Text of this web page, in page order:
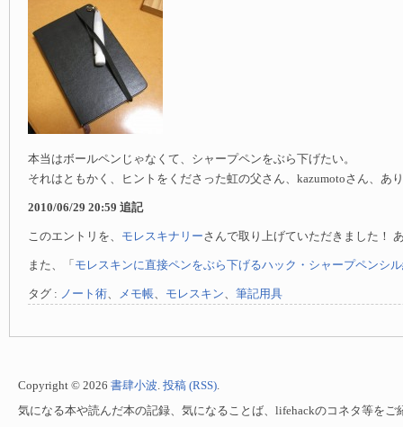
本当はボールペンじゃなくて、シャープペンをぶら下げたい。
それはともかく、ヒントをくださった虹の父さん、kazumotoさん、あ
2010/06/29 20:59 追記
このエントリを、 モレスキナリーさんで取り上げていただきました！
また、「 モレスキンに直接ペンをぶら下げるハック・シャープペンシ
タグ : ノート術、 メモ帳、 モレスキン、 筆記用具
Copyright © 2026 書肆小波. 投稿 (RSS).
気になる本や読んだ本の記録、気になることば、lifehackのコネタ等をご